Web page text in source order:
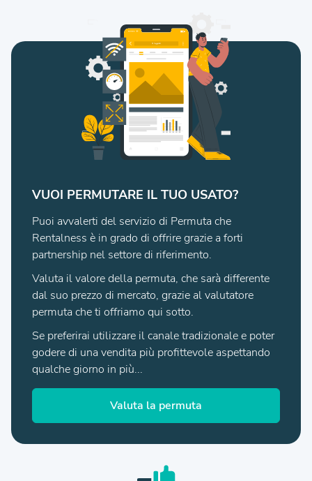
VUOI PERMUTARE IL TUO USATO?
Puoi avvalerti del servizio di Permuta che
Rentalness è in grado di offrire grazie a forti
partnership nel settore di riferimento.
Valuta il valore della permuta, che sarà differente
dal suo prezzo di mercato, grazie al valutatore
permuta che ti offriamo qui sotto.
Se preferirai utilizzare il canale tradizionale e poter
godere di una vendita più profittevole aspettando
qualche giorno in più...
Valuta la permuta